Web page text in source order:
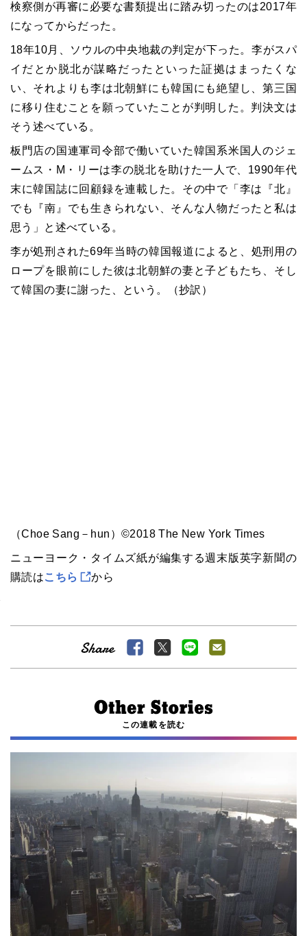
検察側が再審に必要な書類提出に踏み切ったのは2017年
になってからだった。
18年10月、ソウルの中央地裁の判定が下った。李がスパ
イだとか脱北が謀略だったといった証拠はまったくな
い、それよりも李は北朝鮮にも韓国にも絶望し、第三国
に移り住むことを願っていたことが判明した。判決文は
そう述べている。
板門店の国連軍司令部で働いていた韓国系米国人のジェ
ームス・M・リーは李の脱北を助けた一人で、1990年代
末に韓国誌に回顧録を連載した。その中で「李は『北』
でも『南』でも生きられない、そんな人物だったと私は
思う」と述べている。
李が処刑された69年当時の韓国報道によると、処刑用の
ロープを眼前にした彼は北朝鮮の妻と子どもたち、そし
て韓国の妻に謝った、という。（抄訳）
（Choe Sang－hun）©2018 The New York Times
ニューヨーク・タイムズ紙が編集する週末版英字新聞の
購読はこちら から
この連載を読む